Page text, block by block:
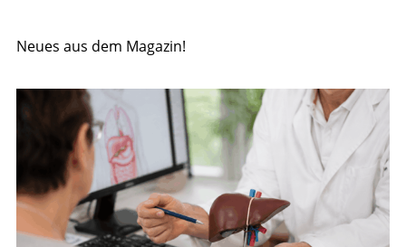
Neues aus dem Magazin!